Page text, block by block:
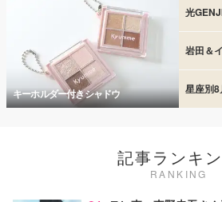
キーホルダー付きシャドウ
光
岩田＆
星座別
記事ランキ
RANKING